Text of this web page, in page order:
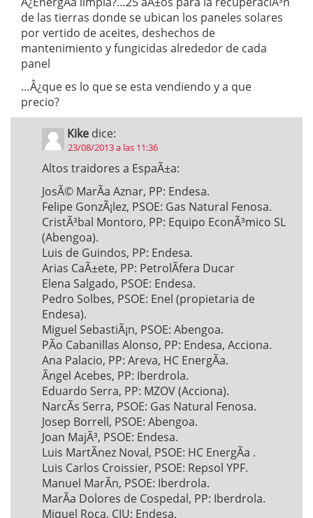
de las tierras donde se ubican los paneles solares
por vertido de aceites, deshechos de
mantenimiento y fungicidas alrededor de cada
panel
…Â¿que es lo que se esta vendiendo y a que
precio?
Kike dice:
23/08/2013 a las 11:36
Altos traidores a EspaÃ±a:
JosÃ© MarÃ­a Aznar, PP: Endesa.
Felipe GonzÃ¡lez, PSOE: Gas Natural Fenosa.
CristÃ³bal Montoro, PP: Equipo EconÃ³mico SL
(Abengoa).
Luis de Guindos, PP: Endesa.
Arias CaÃ±ete, PP: PetrolÃ­fera Ducar
Elena Salgado, PSOE: Endesa.
Pedro Solbes, PSOE: Enel (propietaria de
Endesa).
Miguel SebastiÃ¡n, PSOE: Abengoa.
PÃ­o Cabanillas Alonso, PP: Endesa, Acciona.
Ana Palacio, PP: Areva, HC EnergÃ­a.
Ãngel Acebes, PP: Iberdrola.
Eduardo Serra, PP: MZOV (Acciona).
NarcÃ­s Serra, PSOE: Gas Natural Fenosa.
Josep Borrell, PSOE: Abengoa.
Joan MajÃ³, PSOE: Endesa.
Luis MartÃ­nez Noval, PSOE: HC EnergÃ­a .
Luis Carlos Croissier, PSOE: Repsol YPF.
Manuel MarÃ­n, PSOE: Iberdrola.
MarÃ­a Dolores de Cospedal, PP: Iberdrola.
Miquel Roca, CIU: Endesa.